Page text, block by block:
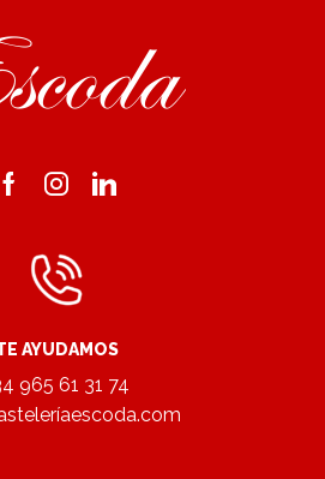
Facebook
Instagram
Linkedin
AYUDAMOS
965 61 31 74